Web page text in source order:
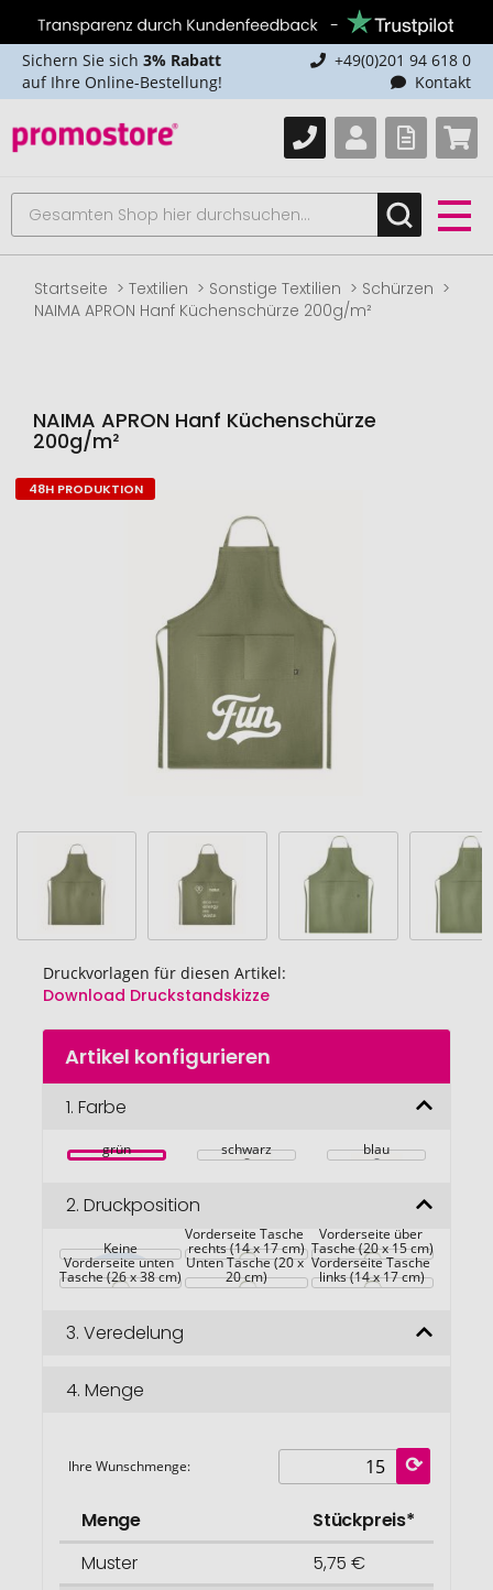
Sichern Sie sich 3% Rabatt
auf Ihre Online-Bestellung!
+49(0)201 94 618 0
Kontakt
Startseite Textilien Sonstige Textilien
Schürzen
NAIMA APRON Hanf Küchenschürze 200g/m²
NAIMA APRON Hanf Küchenschürze
200g/m²
Zum
Druckvorlagen für diesen Artikel:
Download Druckstandskizze
Zum
Anfang
Bildgalerie
48H PRODUKTION
Artikel konfigurieren
1. Farbe
grün schwarz blau
2. Druckposition
Keine
Vorderseite Tasche
rechts (14 x 17 cm)
Vorderseite über
Tasche (20 x 15 cm)
Vorderseite unten
Tasche (26 x 38 cm)
Unten Tasche (20 x
20 cm)
Vorderseite Tasche
links (14 x 17 cm)
3. Veredelung
4. Menge
Ihre Wunschmenge:
Menge
Stückpreis*
Muster
5,75 €